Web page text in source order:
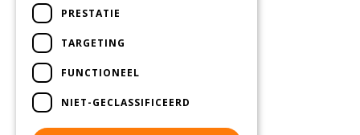
PRESTATIE
TARGETING
FUNCTIONEEL
NIET-GECLASSIFICEERD